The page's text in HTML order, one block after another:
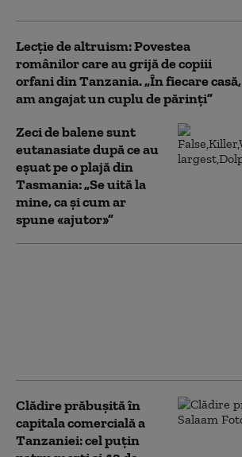
Lecție de altruism: Povestea
românilor care au grijă de copiii
orfani din Tanzania. „În fiecare casă,
am angajat un cuplu de părinți”
Zeci de balene sunt
eutanasiate după ce au
eșuat pe o plajă din
Tasmania: „Se uită la
mine, ca și cum ar
spune «ajutor»”
Clădire prăbușită în
capitala comercială a
Tanzaniei: cel puțin